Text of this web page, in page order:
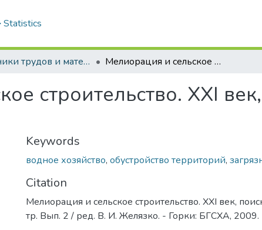
Statistics
Сборники трудов и материалы конференций студентов Мелиорация и сельское строительство. XXI век, поиск молодых: сб. науч. тр. Вып. 2
строительство. XXI
Keywords
водное хозяйство, обустройство территорий,
Citation
Мелиорация и сельское строительство. XXI век,
тр. Вып. 2 / ред. В. И. Желязко. - Горки: БГСХА, 2009.